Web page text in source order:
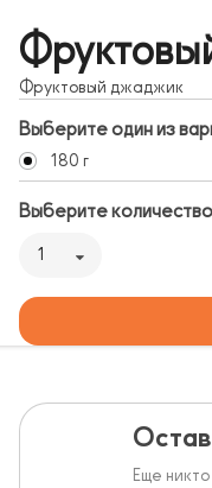
Фруктовый джаджик
Выберите один из
180 г
Выберите количество
1
Еще